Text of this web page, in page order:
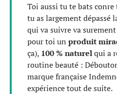
Toi aussi tu te bats
tu as largement dépassé
qui va suivre va surement
pour toi un produit
ça), 100 % naturelqui a
routine beauté :
marque française
expérience tout de suite.